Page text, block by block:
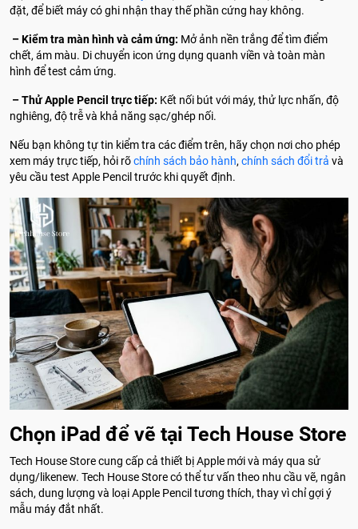
đặt, để biết máy có ghi nhận thay thế phần cứng hay không.
– Kiểm tra màn hình và cảm ứng: Mở ảnh nền trắng để tìm điểm
chết, ám màu. Di chuyển icon ứng dụng quanh viền và toàn màn
hình để test cảm ứng.
– Thử Apple Pencil trực tiếp: Kết nối bút với máy, thử lực nhấn, độ
nghiêng, độ trễ và khả năng sạc/ghép nối.
Nếu bạn không tự tin kiểm tra các điểm trên, hãy chọn nơi cho phép
xem máy trực tiếp, hỏi rõchính sách bảo hành,chính sách đổi trả và
yêu cầu test Apple Pencil trước khi quyết định.
Chọn iPad để vẽ tại Tech House Store
Tech House Store cung cấp cả thiết bị Apple mới và máy qua sử
dụng/likenew. Tech House Store có thể tư vấn theo nhu cầu vẽ, ngân
sách, dung lượng và loại Apple Pencil tương thích, thay vì chỉ gợi ý
mẫu máy đắt nhất.